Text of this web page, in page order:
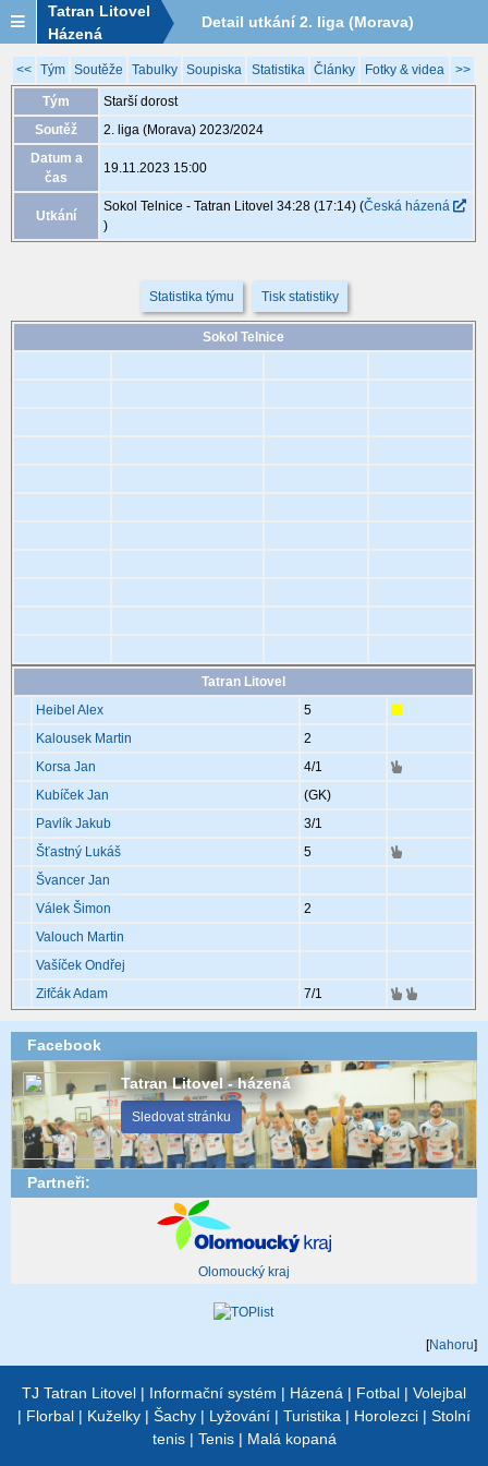
Tatran Litovel
Házená
Detail utkání 2. liga (Morava)
2023/2024, XCC023, 19.11. 15:00
<< Tým Soutěže Tabulky Soupiska Statistika Články Fotky & videa >>
Tým
Starší dorost
Soutěž
2. liga (Morava) 2023/2024
Datum a
čas
19.11.2023 15:00
Utkání
Sokol Telnice - Tatran Litovel 34:28 (17:14)(Česká házená
)
Statistika týmu Tisk statistiky
Sokol Telnice
Tatran Litovel
Heibel Alex
5
Kalousek Martin
2
Korsa Jan
4/1
Kubíček Jan
(GK)
Pavlík Jakub
3/1
Šťastný Lukáš
5
Švancer Jan
Válek Šimon
2
Valouch Martin
Vašíček Ondřej
Zifčák Adam
7/1
Facebook
Tatran Litovel - házená
Sledovat stránku
Partneři:
Olomoucký kraj
[Nahoru]
TJ Tatran Litovel | Informační systém | Házená | Fotbal | Volejbal
| Florbal | Kuželky | Šachy | Lyžování | Turistika | Horolezci | Stolní
tenis| Tenis| Malá kopaná